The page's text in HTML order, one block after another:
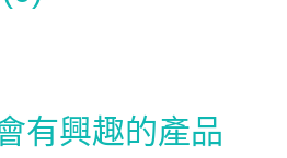
有興趣的產品